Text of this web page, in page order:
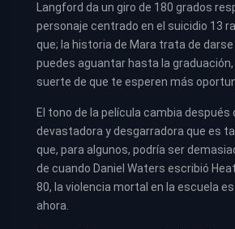
Langford da un giro de 180 grados
personaje centrado en el suicidio 13
que; la historia de Mara trata de
puedes aguantar hasta la
suerte de que te esperen más
El tono de la película cambia después
devastadora y desgarradora que es
que, para algunos, podría ser
de cuando Daniel Waters escribió
80, la violencia mortal en la escuela
ahora.